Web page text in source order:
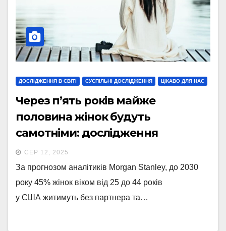
ДОСЛІДЖЕННЯ В СВІТІ СУСПІЛЬНІ ДОСЛІДЖЕННЯ ЦІКАВО ДЛЯ НАС
Через п’ять років майже
половина жінок будуть
самотніми: дослідження
СЕР 12, 2025
За прогнозом аналітиків Morgan Stanley, до 2030
року 45% жінок віком від 25 до 44 років
у США житимуть без партнера та…